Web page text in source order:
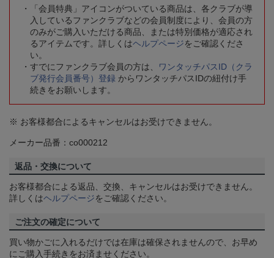
「会員特典」アイコンがついている商品は、各クラブが導
入しているファンクラブなどの会員制度により、会員の方
のみがご購入いただける商品、または特別価格が適応され
るアイテムです。詳しくはヘルプページをご確認くださ
い。
すでにファンクラブ会員の方は、
ワンタッチパスID（クラ
ブ発行会員番号）登録 からワンタッチパスIDの紐付け手
続きをお願いします。
※ お客様都合によるキャンセルはお受けできません。
メーカー品番：co000212
返品・交換について
お客様都合による返品、交換、キャンセルはお受けできません。
詳しくはヘルプページをご確認ください。
ご注文の確定について
買い物かごに入れるだけでは在庫は確保されませんので、お早め
にご購入手続きをお済ませください。